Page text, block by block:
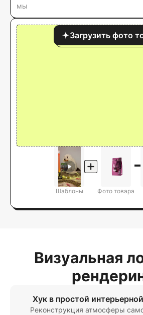
мы
Загрузить фото
Шаблоны Фото товара
Визуальная
Хук в простой
Реконструкция атмосферы